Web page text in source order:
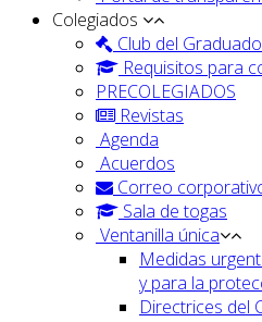
Colegiados
Club del Graduado
Requisitos para
PRECOLEGIADOS
Revistas
Agenda
Acuerdos
Correo
Sala de togas
Ventanilla única
Medidas
y para la
Directrices del